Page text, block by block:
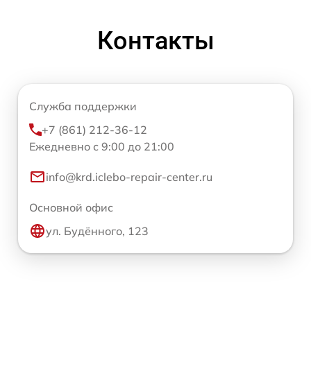
Контакты
Служба поддержки
+7 (861) 212-36-12
Ежедневно с 9:00 до 21:00
info@krd.iclebo-repair-center.ru
Основной офис
ул. Будённого, 123